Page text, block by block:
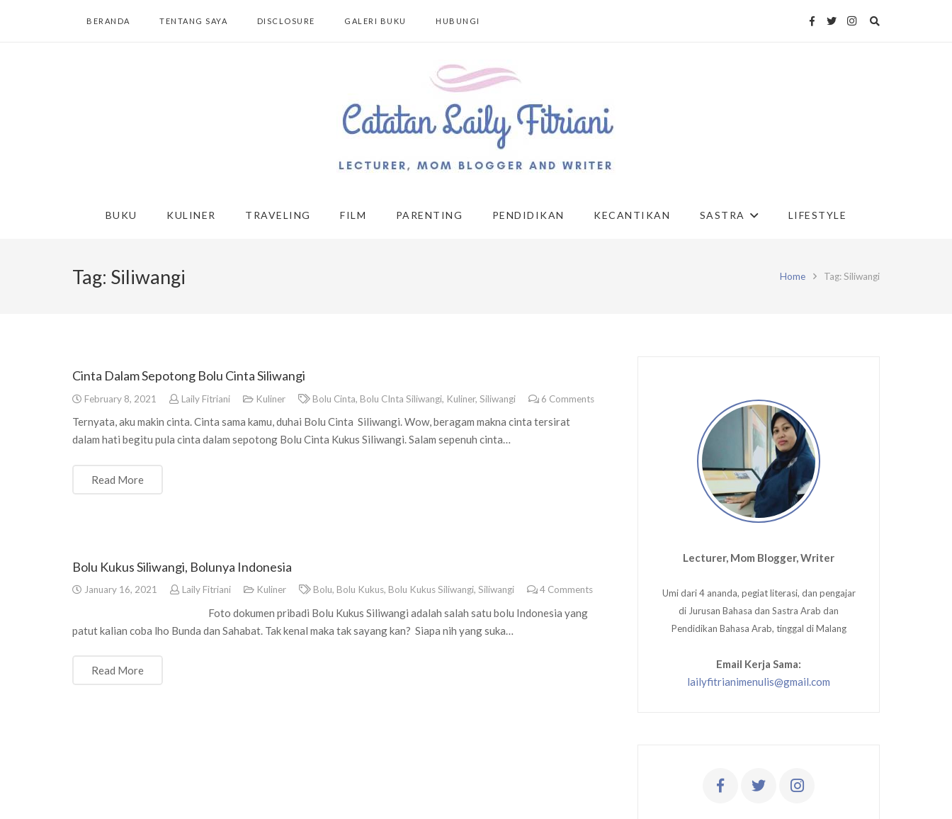
BERANDA TENTANG SAYA DISCLOSURE GALERI BUKU HUBUNGI
BUKU KULINER TRAVELING FILM PARENTING PENDIDIKAN KECANTIKAN SASTRA LIFESTYLE
Tag: Siliwangi Home Tag: Siliwangi
Cinta Dalam Sepotong Bolu Cinta Siliwangi
February 8, 2021 Laily Fitriani Kuliner Bolu Cinta, Bolu CInta Siliwangi, Kuliner, Siliwangi 6 Comments
Ternyata, aku makin cinta. Cinta sama kamu, duhai Bolu Cinta Siliwangi. Wow, beragam makna cinta tersirat
dalam hati begitu pula cinta dalam sepotong Bolu Cinta Kukus Siliwangi. Salam sepenuh cinta…
Read More
Bolu Kukus Siliwangi, Bolunya Indonesia
January 16, 2021 Laily Fitriani Kuliner Bolu, Bolu Kukus, Bolu Kukus Siliwangi, Siliwangi 4 Comments
Foto dokumen pribadi Bolu Kukus Siliwangi adalah salah satu bolu Indonesia yang
patut kalian coba lho Bunda dan Sahabat. Tak kenal maka tak sayang kan? Siapa nih yang suka…
Read More
Lecturer, Mom Blogger, Writer
Umi dari 4 ananda, pegiat literasi, dan pengajar
di Jurusan Bahasa dan Sastra Arab dan
Pendidikan Bahasa Arab, tinggal di Malang
Email Kerja Sama:
lailyfitrianimenulis@gmail.com